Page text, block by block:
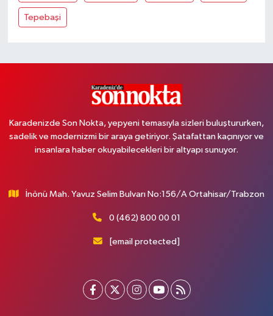
Tepebaşi
Karadenizde Son Nokta, yepyeni temasıyla sizleri buluştururken,
sadelik ve modernizmi bir araya getiriyor. Şatafattan kaçınıyor ve
insanlara haber okuyabilecekleri bir altyapı sunuyor.
İnönü Mah. Yavuz Selim Bulvarı No:156/A Ortahisar/Trabzon
0 (462) 800 00 01
[email protected]